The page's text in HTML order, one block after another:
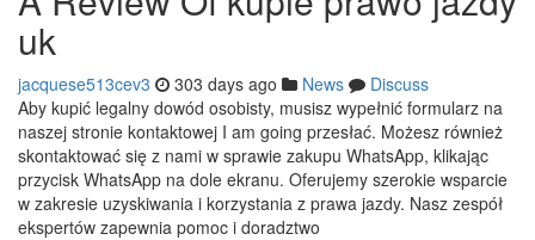
uk
jacquese513cev3 303 days ago News
Discuss
Aby kupić legalny dowód osobisty, musisz wypełnić formularz na
naszej stronie kontaktowej I am going przesłać. Możesz również
skontaktować się z nami w sprawie zakupu WhatsApp, klikając
przycisk WhatsApp na dole ekranu. Oferujemy szerokie wsparcie
w zakresie uzyskiwania i korzystania z prawa jazdy. Nasz zespół
ekspertów zapewnia pomoc i doradztwo